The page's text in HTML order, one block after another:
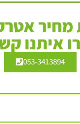
איתנו
053-3413894